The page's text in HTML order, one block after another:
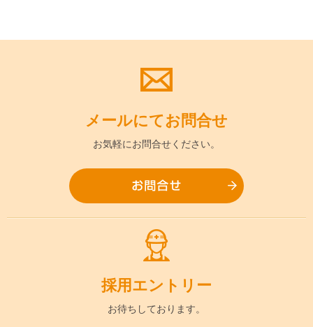
メールにてお問合せ
お気軽にお問合せください。
採用エントリー
お待ちしております。